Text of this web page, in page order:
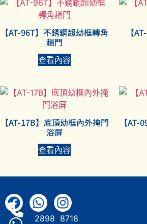
【AT-96T】不銹鋼超幼框轉角
趟門
查看內容
【
【AT-17B】底頂幼框內外掩門
浴屏
查看內容
【AT-
2898 8718